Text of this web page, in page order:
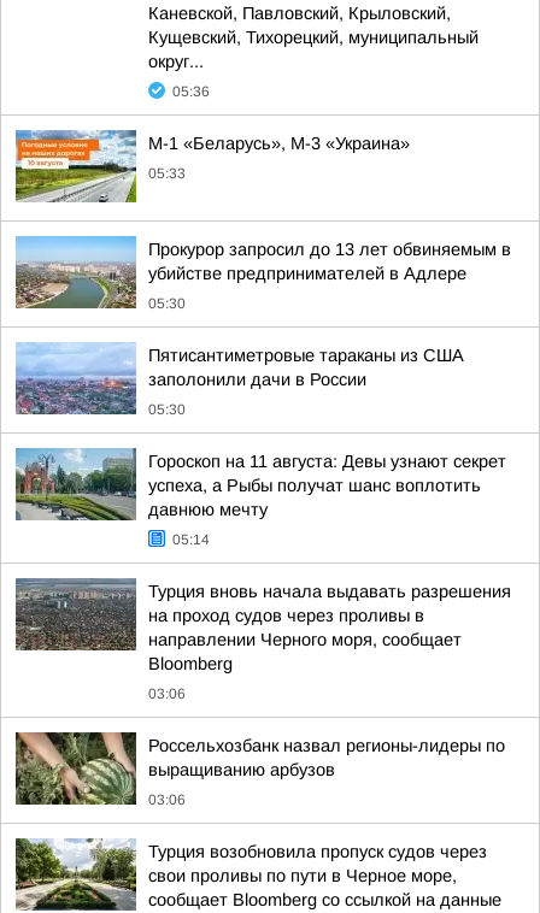
Каневской, Павловский, Крыловский,
Кущевский, Тихорецкий, муниципальный
округ...
05:36
М-1 «Беларусь», М-3 «Украина»
05:33
Прокурор запросил до 13 лет обвиняемым в
убийстве предпринимателей в Адлере
05:30
Пятисантиметровые тараканы из США
заполонили дачи в России
05:30
Гороскоп на 11 августа: Девы узнают секрет
успеха, а Рыбы получат шанс воплотить
давнюю мечту
05:14
Турция вновь начала выдавать разрешения
на проход судов через проливы в
направлении Черного моря, сообщает
Bloomberg
03:06
Россельхозбанк назвал регионы-лидеры по
выращиванию арбузов
03:06
Турция возобновила пропуск судов через
свои проливы по пути в Черное море,
сообщает Bloomberg со ссылкой на данные